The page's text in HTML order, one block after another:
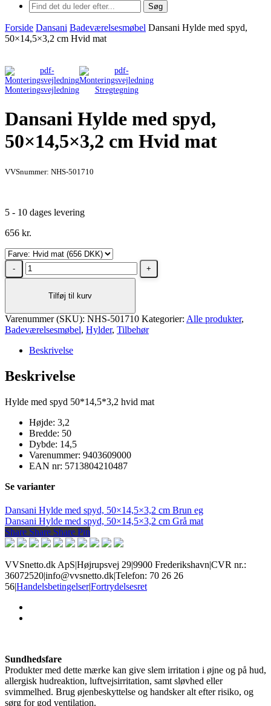
Søg
Forside Dansani Badeværelsesmøbel Dansani Hylde med spyd,
50×14,5×3,2 cm Hvid mat
Monteringsvejledning Stregtegning
Dansani Hylde med spyd,
50×14,5×3,2 cm Hvid mat
VVSnummer: NHS-501710
5 - 10 dages levering
656 kr.
Dansani
Hylde
cm
Hvid
antal
Tilføj til kurv
Varenummer (SKU): NHS-501710 Kategorier: Alle produkter,
Badeværelsesmøbel, Hylder, Tilbehør
Beskrivelse
Beskrivelse
Hylde med spyd 50*14,5*3,2 hvid mat
Højde: 3,2
Bredde: 50
Dybde: 14,5
Varenummer: 9403609000
EAN nr: 5713804210487
Se varianter
Dansani Hylde med spyd, 50×14,5×3,2 cm Brun eg
Dansani Hylde med spyd, 50×14,5×3,2 cm Grå mat
Share
Share Share Share Pin
VVSnetto.dk ApS|Højrupsvej 29|9900 Frederikshavn|CVR nr.:
36072520|info@vvsnetto.dk|Telefon: 70 26 26
56|Handelsbetingelser|Fortrydelsesret
Sundhedsfare
Produkter med dette mærke kan give slem irritation i øjne og på hud,
allergisk hudreaktion, luftvejsirritation, samt sløvhed eller
svimmelhed. Brug øjenbeskyttelse og handsker alt efter risiko, og
sørg for god ventilation.